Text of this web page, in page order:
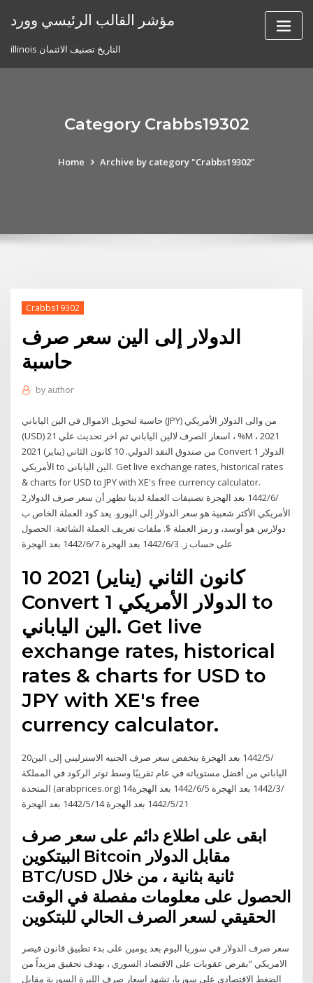
مؤشر القالب الرئيسي وورد
illinois التاريخ تصنيف الائتمان
Category Crabbs19302
Home Archive by category "Crabbs19302"
Crabbs19302
الدولار إلى الين سعر صرف
حاسبة
by author
حاسبة لتحويل الاموال في الين الياباني (JPY) من والى الدولار الأمريكي
(USD) اسعار الصرف لالين الياباني تم اخر تحديث علي 21 ، %M ، 2021
من صندوق النقد الدولي. 10 كانون الثاني (يناير) 2021 Convert 1 الدولار
الأمريكي to الين الياباني. Get live exchange rates, historical rates
& charts for USD to JPY with XE's free currency calculator.
2‏‏/6‏‏/1442 بعد الهجرة تصنيفات العملة لدينا تظهر أن سعر صرف الدولار
الأمريكي الأكثر شعبية هو سعر الدولار إلى اليورو. يعد كود العملة الخاص ب
دولارس هو أوسد، و رمز العملة $. ملفات تعريف العملة الشائعة. الحصول
على حساب ز. 3‏‏/6‏‏/1442 بعد الهجرة 7‏‏/6‏‏/1442 بعد الهجرة
10 كانون الثاني (يناير) 2021
Convert 1 الدولار الأمريكي to
الين الياباني. Get live
exchange rates, historical
rates & charts for USD to
JPY with XE's free
currency calculator.
20‏‏/5‏‏/1442 بعد الهجرة ينخفض سعر صرف الجنيه الاسترليني إلى الين
الياباني من أفضل مستوياته في عام تقريبًا وسط توتر الركود في المملكة
المتحدة (arabprices.org) 14‏‏/3‏‏/1442 بعد الهجرة 5‏‏/6‏‏/1442 بعد الهجرة
21‏‏/5‏‏/1442 بعد الهجرة 14‏‏/5‏‏/1442 بعد الهجرة
ابقى على اطلاع دائم على سعر صرف
البيتكوين Bitcoin مقابل الدولار
BTC/USD ثانية بثانية ، من خلال
الحصول على معلومات مفصلة في الوقت
الحقيقي لسعر الصرف الحالي للبتكوين
سعر صرف الدولار في سوريا اليوم بعد يومين على بدء تطبيق قانون قيصر
الامريكي “بفرض عقوبات على الاقتصاد السوري ، بهدف تحقيق مزيداً من
الضغط الاقتصادي على سوريا، تشهد اسعار صرف الليرة السورية مقابل